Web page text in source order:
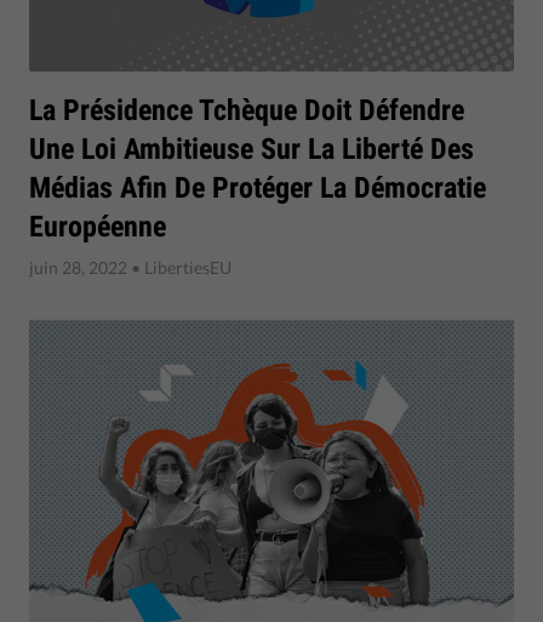
La Présidence Tchèque Doit Défendre
Une Loi Ambitieuse Sur La Liberté Des
Médias Afin De Protéger La Démocratie
Européenne
juin 28, 2022 • LibertiesEU